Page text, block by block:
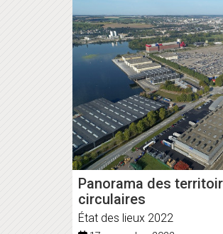
Panorama des
circulaires
État des lieux 2022